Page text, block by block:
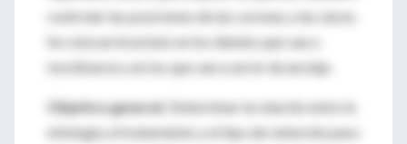
controlar las posiciones de las coronas y las raíces.
Se colocan brackets en los dientes que van a
movilizarse y en los que van a servir de anclaje.
Objetivo general: Determinar la relación entre la
etiología, el tratamiento y el tipo de retención para